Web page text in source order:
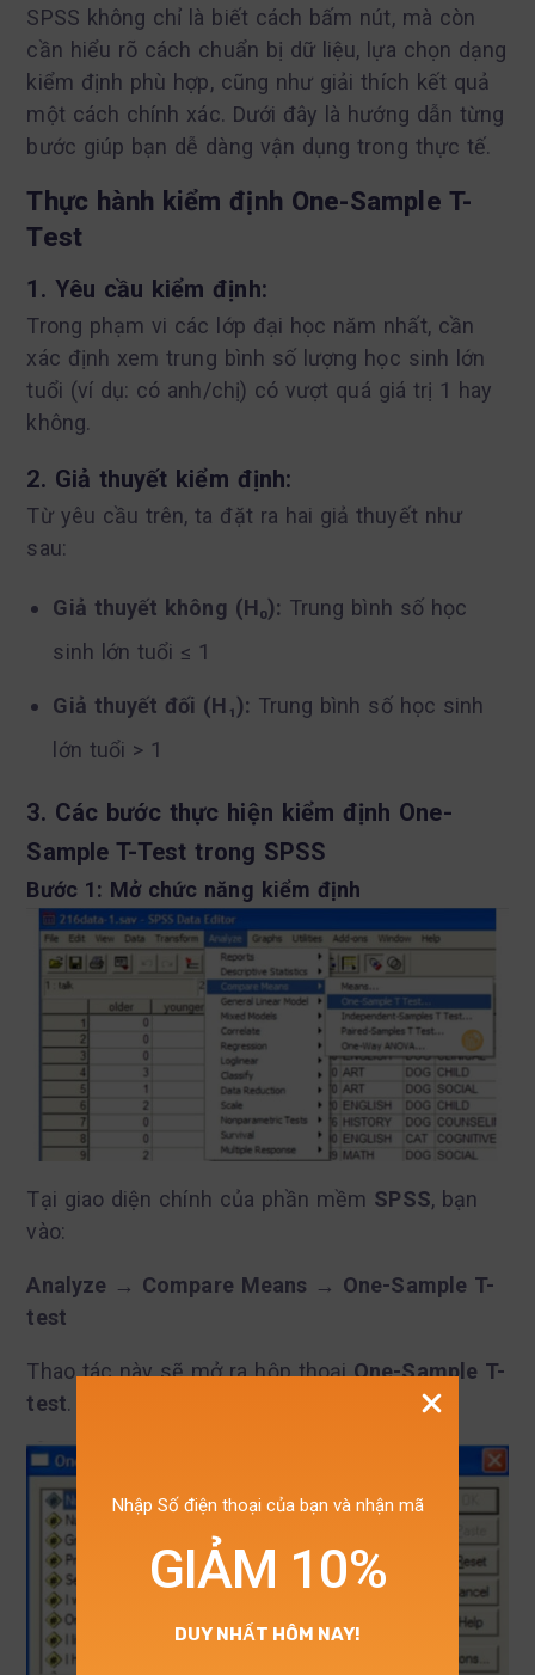
SPSS không chỉ là biết cách bấm nút, mà còn
cần hiểu rõ cách chuẩn bị dữ liệu, lựa chọn dạng
kiểm định phù hợp, cũng như giải thích kết quả
một cách chính xác. Dưới đây là hướng dẫn từng
bước giúp bạn dễ dàng vận dụng trong thực tế.
Thực hành kiểm định One-Sample T-
Test
1. Yêu cầu kiểm định:
Trong phạm vi các lớp đại học năm nhất, cần
xác định xem trung bình số lượng học sinh lớn
tuổi (ví dụ: có anh/chị) có vượt quá giá trị 1 hay
không.
2. Giả thuyết kiểm định:
Từ yêu cầu trên, ta đặt ra hai giả thuyết như
sau:
Giả thuyết không (H₀): Trung bình số học
sinh lớn tuổi ≤ 1
Giả thuyết đối (H₁): Trung bình số học sinh
lớn tuổi > 1
3. Các bước thực hiện kiểm định One-
Sample T-Test trong SPSS
Bước 1: Mở chức năng kiểm định
Tại giao diện chính của phần mềm SPSS, bạn
vào:
Analyze → Compare Means → One-Sample T-
test
Thao tác này sẽ mở ra hộp thoạiOne-Sample T-
test.
Nhập Số điện thoại của bạn và nhận mã
GIẢM 10%
DUY NHẤT HÔM NAY!